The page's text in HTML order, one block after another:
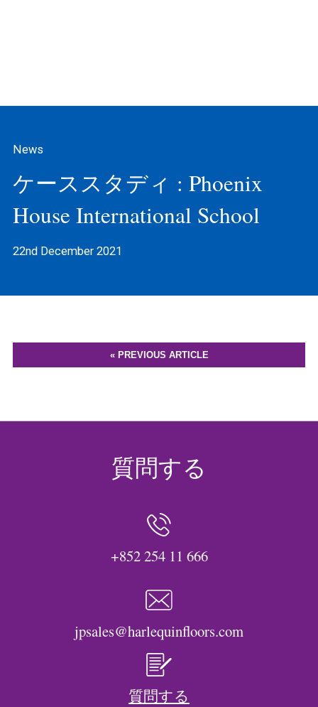
News
ケーススタディ : Phoenix
House International School
22nd December 2021
« PREVIOUS ARTICLE
質問する
+852 254 11 666
jpsales@harlequinfloors.com
質問する